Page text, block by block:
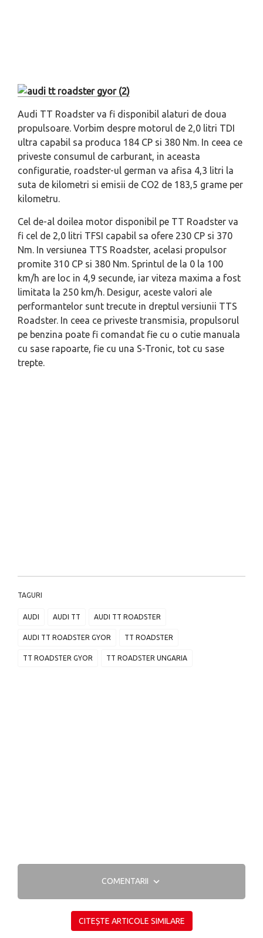
Audi TT Roadster va fi disponibil alaturi de doua
propulsoare. Vorbim despre motorul de 2,0 litri TDI
ultra capabil sa produca 184 CP si 380 Nm. In ceea ce
priveste consumul de carburant, in aceasta
configuratie, roadster-ul german va afisa 4,3 litri la
suta de kilometri si emisii de CO2 de 183,5 grame per
kilometru.
Cel de-al doilea motor disponibil pe TT Roadster va
fi cel de 2,0 litri TFSI capabil sa ofere 230 CP si 370
Nm. In versiunea TTS Roadster, acelasi propulsor
promite 310 CP si 380 Nm. Sprintul de la 0 la 100
km/h are loc in 4,9 secunde, iar viteza maxima a fost
limitata la 250 km/h. Desigur, aceste valori ale
performantelor sunt trecute in dreptul versiunii TTS
Roadster. In ceea ce priveste transmisia, propulsorul
pe benzina poate fi comandat fie cu o cutie manuala
cu sase rapoarte, fie cu una S-Tronic, tot cu sase
trepte.
TAGURI
AUDI AUDI TT AUDI TT ROADSTER
AUDI TT ROADSTER GYOR TT ROADSTER
TT ROADSTER GYOR TT ROADSTER UNGARIA
COMENTARII
CITEȘTE ARTICOLE SIMILARE